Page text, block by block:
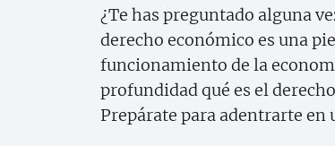
¿Te has preguntado alguna
derecho económico es una
funcionamiento de la
profundidad qué es el
Prepárate para adentrarte